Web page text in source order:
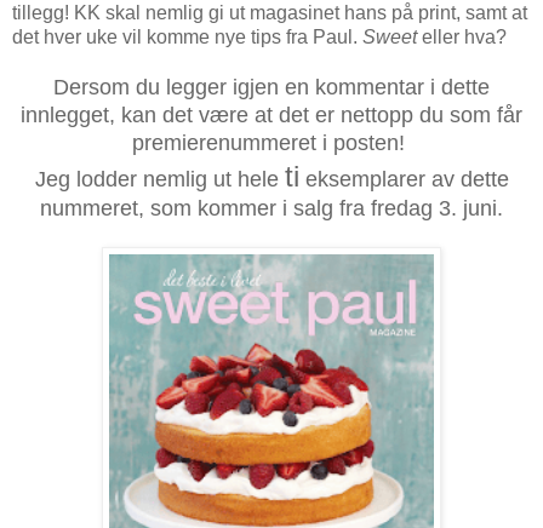
tillegg! KK skal nemlig gi ut magasinet hans på print, samt at
det hver uke vil komme nye tips fra Paul. Sweeteller hva?
Dersom du legger igjen en kommentar i dette
innlegget, kan det være at det er nettopp du som får
premierenummeret i posten!
Jeg lodder nemlig ut hele ti eksemplarer av dette
nummeret, som kommer i salg fra fredag 3. juni.